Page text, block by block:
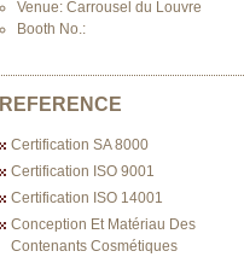
Venue: Carrousel du Louvre
Booth No.:
REFERENCE
Certification SA 8000
Certification ISO 9001
Certification ISO 14001
Conception Et Matériau Des
Contenants Cosmétiques